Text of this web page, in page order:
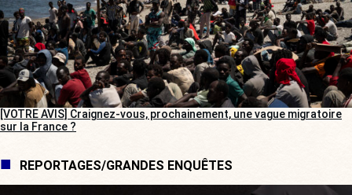
[VOTRE AVIS] Craignez-vous, prochainement, une vague migratoire
sur la France ?
REPORTAGES/GRANDES ENQUÊTES